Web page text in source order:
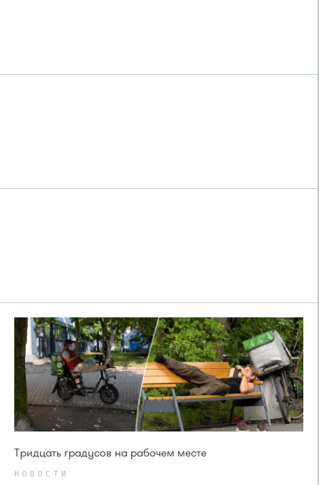
Тридцать градусов на рабочем месте
НОВОСТИ